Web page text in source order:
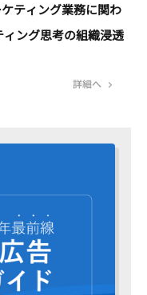
ティング業務に関わ
ング思考の組織浸透
詳細へ